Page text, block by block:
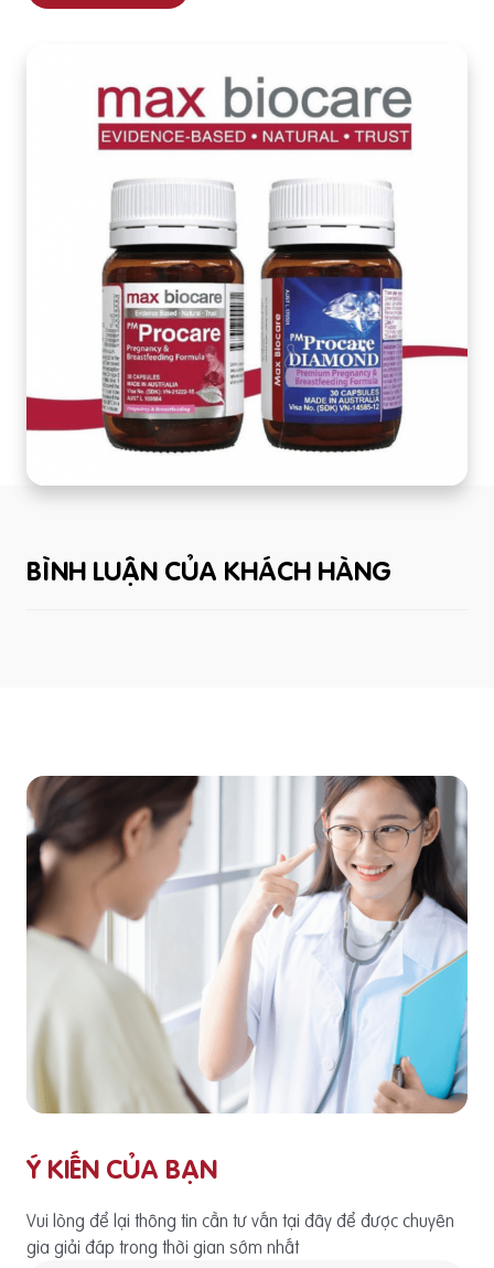
BÌNH LUẬN CỦA KHÁCH HÀNG
Ý KIẾN CỦA BẠN
Vui lòng để lại thông tin cần tư vấn tại đây để được chuyên
gia giải đáp trong thời gian sớm nhất